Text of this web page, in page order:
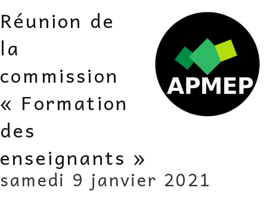
AU FIL DES MATHS
LIBRAIRIE
Réunion de
la
commission
« Formation
des
enseignants »
samedi 9 janvier 2021